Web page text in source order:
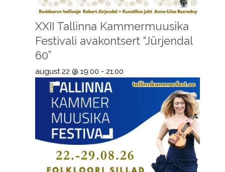
XXII Tallinna Kammermuusika
Festivali avakontsert “Jürjendal
60”
august 22 @ 19:00 - 21:00